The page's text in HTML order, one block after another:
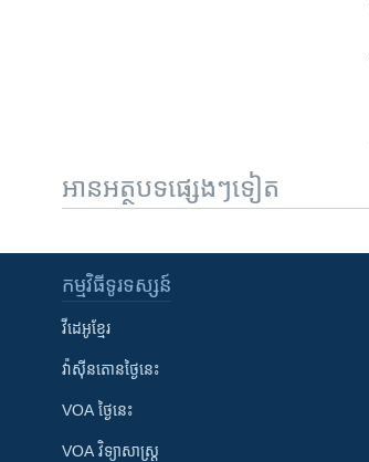
អានអត្ថបទផ្សេងៗទៀត
កម្មវិធី​ទូរទស្សន៍
វីដេអូ​ខ្មែរ
វ៉ាស៊ីនតោន​ថ្ងៃ​នេះ
VOA ថ្ងៃនេះ
VOA ​វិទ្យាសាស្ត្រ